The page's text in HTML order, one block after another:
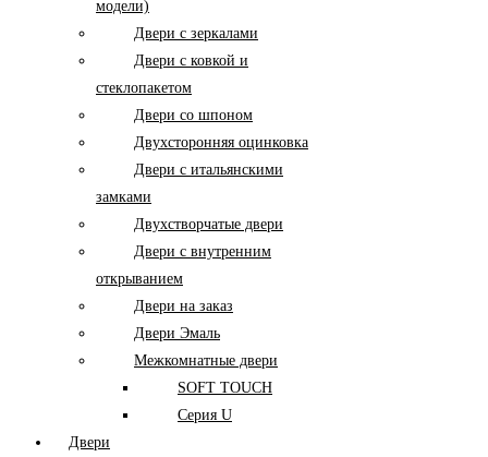
модели)
Двери с зеркалами
Двери с ковкой и
стеклопакетом
Двери со шпоном
Двухсторонняя оцинковка
Двери с итальянскими
замками
Двухстворчатые двери
Двери с внутренним
открыванием
Двери на заказ
Двери Эмаль
Межкомнатные двери
SOFT TOUCH
Серия U
Двери